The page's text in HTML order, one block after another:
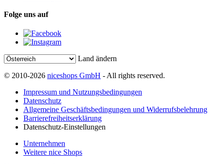
Folge uns auf
Land ändern
© 2010-2026 niceshops GmbH - All rights reserved.
Impressum und Nutzungsbedingungen
Datenschutz
Allgemeine Geschäftsbedingungen und Widerrufsbelehrung
Barrierefreiheitserklärung
Datenschutz-Einstellungen
Unternehmen
Weitere nice Shops